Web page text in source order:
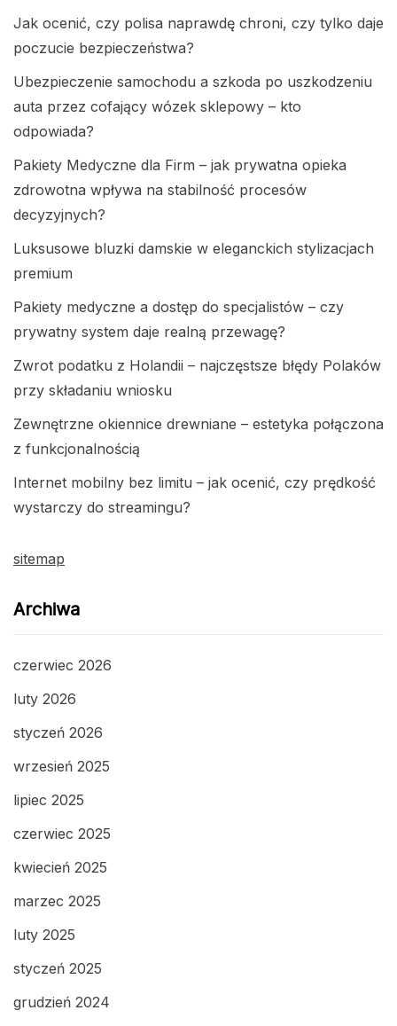
Jak ocenić, czy polisa naprawdę chroni, czy tylko daje
poczucie bezpieczeństwa?
Ubezpieczenie samochodu a szkoda po uszkodzeniu
auta przez cofający wózek sklepowy – kto
odpowiada?
Pakiety Medyczne dla Firm – jak prywatna opieka
zdrowotna wpływa na stabilność procesów
decyzyjnych?
Luksusowe bluzki damskie w eleganckich stylizacjach
premium
Pakiety medyczne a dostęp do specjalistów – czy
prywatny system daje realną przewagę?
Zwrot podatku z Holandii – najczęstsze błędy Polaków
przy składaniu wniosku
Zewnętrzne okiennice drewniane – estetyka połączona
z funkcjonalnością
Internet mobilny bez limitu – jak ocenić, czy prędkość
wystarczy do streamingu?
sitemap
Archiwa
czerwiec 2026
luty 2026
styczeń 2026
wrzesień 2025
lipiec 2025
czerwiec 2025
kwiecień 2025
marzec 2025
luty 2025
styczeń 2025
grudzień 2024